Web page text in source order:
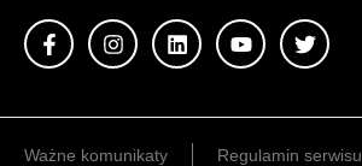
Ważne komunikaty
Regulamin serwisu